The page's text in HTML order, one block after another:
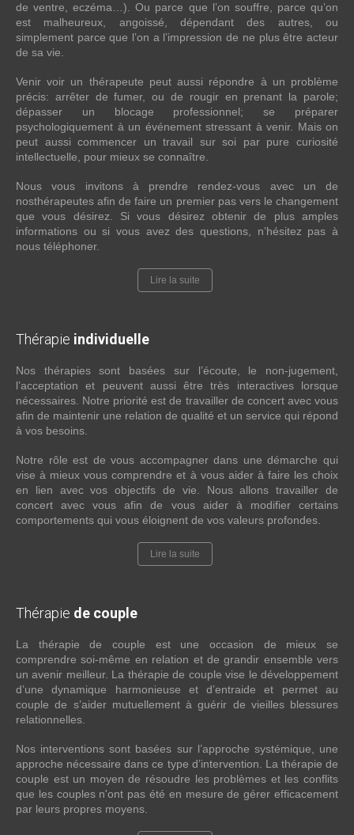
de ventre, eczéma…). Ou parce que l’on souffre, parce qu’on
est malheureux, angoissé, dépendant des autres, ou
simplement parce que l’on a l’impression de ne plus être acteur
de sa vie.
Venir voir un thérapeute peut aussi répondre à un problème
précis: arrêter de fumer, ou de rougir en prenant la parole;
dépasser un blocage professionnel; se préparer
psychologiquement à un événement stressant à venir. Mais on
peut aussi commencer un travail sur soi par pure curiosité
intellectuelle, pour mieux se connaître.
Nous vous invitons à prendre rendez-vous avec un de
nosthérapeutes afin de faire un premier pas vers le changement
que vous désirez. Si vous désirez obtenir de plus amples
informations ou si vous avez des questions, n’hésitez pas à
nous téléphoner.
Lire la suite
Thérapie individuelle
Nos thérapies sont basées sur l’écoute, le non-jugement,
l’acceptation et peuvent aussi être très interactives lorsque
nécessaires. Notre priorité est de travailler de concert avec vous
afin de maintenir une relation de qualité et un service qui répond
à vos besoins.
Notre rôle est de vous accompagner dans une démarche qui
vise à mieux vous comprendre et à vous aider à faire les choix
en lien avec vos objectifs de vie. Nous allons travailler de
concert avec vous afin de vous aider à modifier certains
comportements qui vous éloignent de vos valeurs profondes.
Lire la suite
Thérapie de couple
La thérapie de couple est une occasion de mieux se
comprendre soi-même en relation et de grandir ensemble vers
un avenir meilleur. La thérapie de couple vise le développement
d’une dynamique harmonieuse et d’entraide et permet au
couple de s’aider mutuellement à guérir de vieilles blessures
relationnelles.
Nos interventions sont basées sur l’approche systémique, une
approche nécessaire dans ce type d’intervention. La thérapie de
couple est un moyen de résoudre les problèmes et les conflits
que les couples n'ont pas été en mesure de gérer efficacement
par leurs propres moyens.